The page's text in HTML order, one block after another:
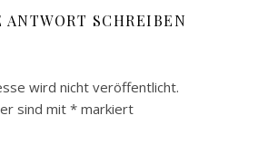
ANTWORT SCHREIBEN
wird nicht veröffentlicht.
sind mit * markiert